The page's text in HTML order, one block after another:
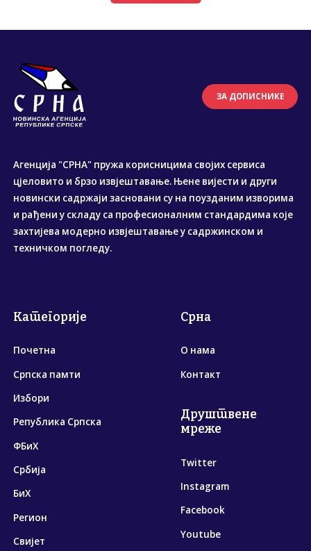
ЗА ДОПИСНИКЕ
Агенција "СРНА" пружа корисницима својих сервиса
цјеловито и брзо извјештавање. Њене вијести и други
новински садржаји засновани су на поузданим изворима
и рађени у складу са професионалним стандардима које
захтијева модерно извјештавање у садржинском и
техничком погледу.
Категорије
Почетна
Српска памти
Избори
Република Српска
ФБиХ
Србија
БиХ
Регион
Свијет
Срна
О нама
Контакт
Друштвене
мреже
Twitter
Instagram
Facebook
Youtube